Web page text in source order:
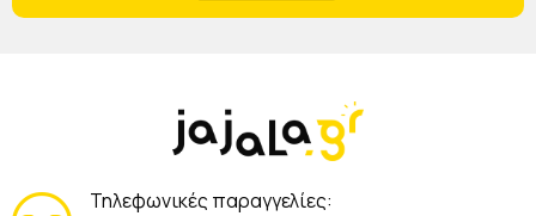
Τηλεφωνικές παραγγελίες: